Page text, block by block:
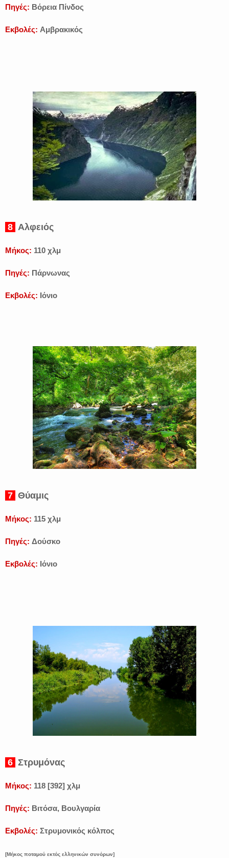
Πηγές: Βόρεια Πίνδος
Εκβολές: Αμβρακικός
8 Αλφειός
Μήκος: 110 χλμ
Πηγές: Πάρνωνας
Εκβολές: Ιόνιο
7 Θύαμις
Μήκος: 115 χλμ
Πηγές: Δούσκο
Εκβολές: Ιόνιο
6 Στρυμόνας
Μήκος: 118 [392] χλμ
Πηγές: Βιτόσα, Βουλγαρία
Εκβολές: Στρυμονικός κόλπος
[Μήκος ποταμού εκτός ελληνικών συνόρων]